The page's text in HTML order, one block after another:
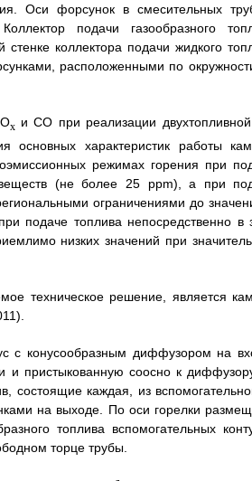
Оси форсунок в смесительных
подачи газообразного
коллектора подачи жидкого
расположенными по
xи СО при реализации
основных характеристик работы
режимах горения при
(не более 25 ppm), а при
ограничениями до
подаче топлива непосредственно в
низких значений при
техническое решение, является
с конусообразным диффузором на
и пристыкованную соосно к
состоящие каждая, из
на выходе. По оси горелки
топлива вспомогательных
торце трубы.